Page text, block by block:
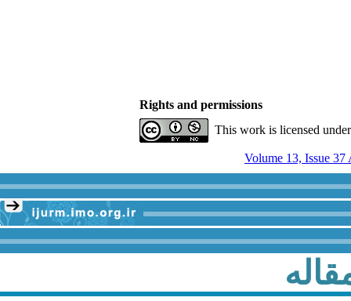
Rights and permissions
This work is licensed